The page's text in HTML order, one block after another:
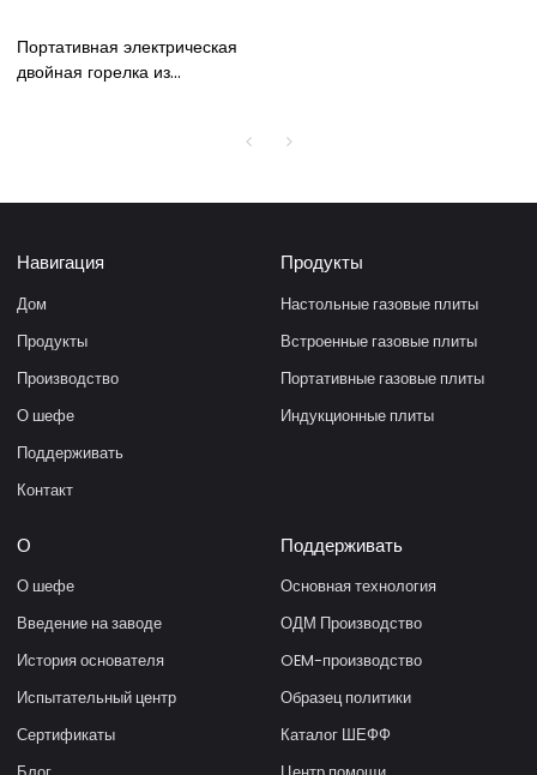
Портативная электрическая
двойная горелка из
Навигация
Дом
Продукты
Производство
О шефе
Поддерживать
Контакт
Продукты
Настольные газовые плиты
Встроенные газовые плиты
Портативные газовые плиты
Индукционные плиты
О
О шефе
Введение на заводе
История основателя
Испытательный центр
Сертификаты
Поддерживать
Основная технология
ОДМ Производство
OEM-производство
Образец политики
Каталог ШЕФФ